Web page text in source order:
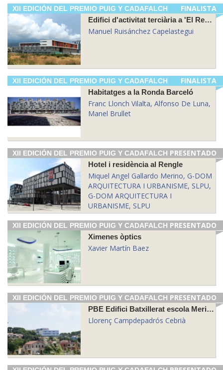
FINALISTA
XII EDICIÓN DEL PREMIO PUIG Y CADAFALCH
Edifici d'activitat terciària a 'El Rengle', Mataró
Manuel Ruisánchez Capelastegui
FINALISTA
XII EDICIÓN DEL PREMIO PUIG Y CADAFALCH
Habitatges a la Ronda Barceló
Franc Llonch Vilalta, Alfonso De Luna,
Manel Brullet
PRESENTADO
XII EDICIÓN DEL PREMIO PUIG Y CADAFALCH
Hotel i residència al Rengle
Miquel Angel Gallardo Merino, G-DOM
ARQUITECTURA I URBANISME, SLPU,
G-DOM ARQUITECTURA I
URBANISME, SLPU
PRESENTADO
XII EDICIÓN DEL PREMIO PUIG Y CADAFALCH
Ximenes òptics
Xavier Martín Baez
PRESENTADO
XII EDICIÓN DEL PREMIO PUIG Y CADAFALCH
PBE Edifici Batxillerat escola Meritxell
Llorenç Campdepadrós Cebrià